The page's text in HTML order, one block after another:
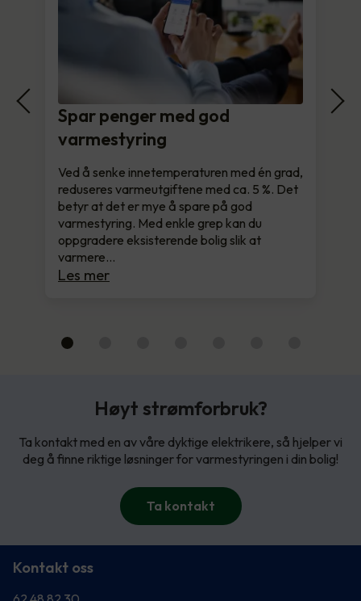
Spar penger med god
varmestyring
Ved å senke innetemperaturen med én grad,
reduseres varmeutgiftene med ca. 5 %. Det
betyr at det er mye å spare på god
varmestyring. Med enkle grep kan du
oppgradere eksisterende bolig slik at
varmere…
Les mer
Høyt strømforbruk?
Ta kontakt med en av våre dyktige elektrikere, så hjelper vi
deg å finne riktige løsninger for varmestyringen i din bolig!
Ta kontakt
Kontakt oss